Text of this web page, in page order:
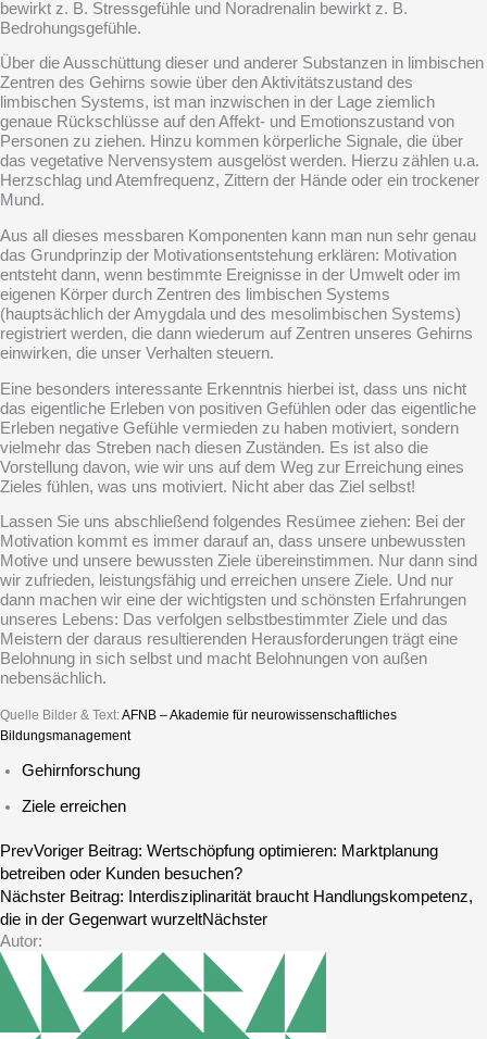
bewirkt z. B. Stressgefühle und Noradrenalin bewirkt z. B.
Bedrohungsgefühle.
Über die Ausschüttung dieser und anderer Substanzen in limbischen
Zentren des Gehirns sowie über den Aktivitätszustand des
limbischen Systems, ist man inzwischen in der Lage ziemlich
genaue Rückschlüsse auf den Affekt- und Emotionszustand von
Personen zu ziehen. Hinzu kommen körperliche Signale, die über
das vegetative Nervensystem ausgelöst werden. Hierzu zählen u.a.
Herzschlag und Atemfrequenz, Zittern der Hände oder ein trockener
Mund.
Aus all dieses messbaren Komponenten kann man nun sehr genau
das Grundprinzip der Motivationsentstehung erklären: Motivation
entsteht dann, wenn bestimmte Ereignisse in der Umwelt oder im
eigenen Körper durch Zentren des limbischen Systems
(hauptsächlich der Amygdala und des mesolimbischen Systems)
registriert werden, die dann wiederum auf Zentren unseres Gehirns
einwirken, die unser Verhalten steuern.
Eine besonders interessante Erkenntnis hierbei ist, dass uns nicht
das eigentliche Erleben von positiven Gefühlen oder das eigentliche
Erleben negative Gefühle vermieden zu haben motiviert, sondern
vielmehr das Streben nach diesen Zuständen. Es ist also die
Vorstellung davon, wie wir uns auf dem Weg zur Erreichung eines
Zieles fühlen, was uns motiviert. Nicht aber das Ziel selbst!
Lassen Sie uns abschließend folgendes Resümee ziehen: Bei der
Motivation kommt es immer darauf an, dass unsere unbewussten
Motive und unsere bewussten Ziele übereinstimmen. Nur dann sind
wir zufrieden, leistungsfähig und erreichen unsere Ziele. Und nur
dann machen wir eine der wichtigsten und schönsten Erfahrungen
unseres Lebens: Das verfolgen selbstbestimmter Ziele und das
Meistern der daraus resultierenden Herausforderungen trägt eine
Belohnung in sich selbst und macht Belohnungen von außen
nebensächlich.
Quelle Bilder & Text:AFNB – Akademie für neurowissenschaftliches
Bildungsmanagement
Gehirnforschung
Ziele erreichen
PrevVoriger Beitrag: Wertschöpfung optimieren: Marktplanung
betreiben oder Kunden besuchen?
Nächster Beitrag:
Inter­dis­zi­pli­na­rität braucht Handlungskompetenz,
die in der Gegenwart wurzeltNächster
Autor: